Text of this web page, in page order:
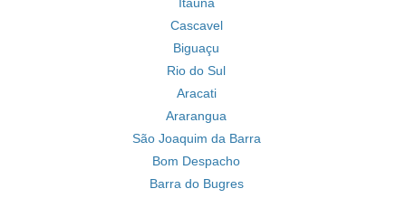
Cascavel
Biguaçu
Rio do Sul
Aracati
Ararangua
São Joaquim da Barra
Bom Despacho
Barra do Bugres